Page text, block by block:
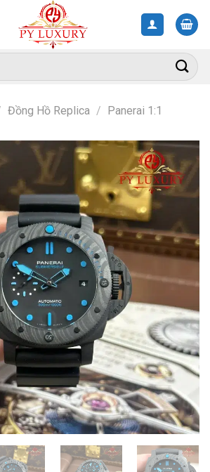
Đồng Hồ Replica / Panerai 1:1